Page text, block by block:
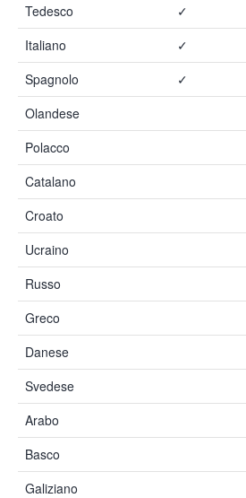
Tedesco
✓
Italiano
✓
Spagnolo
✓
Olandese
Polacco
Catalano
Croato
Ucraino
Russo
Greco
Danese
Svedese
Arabo
Basco
Galiziano